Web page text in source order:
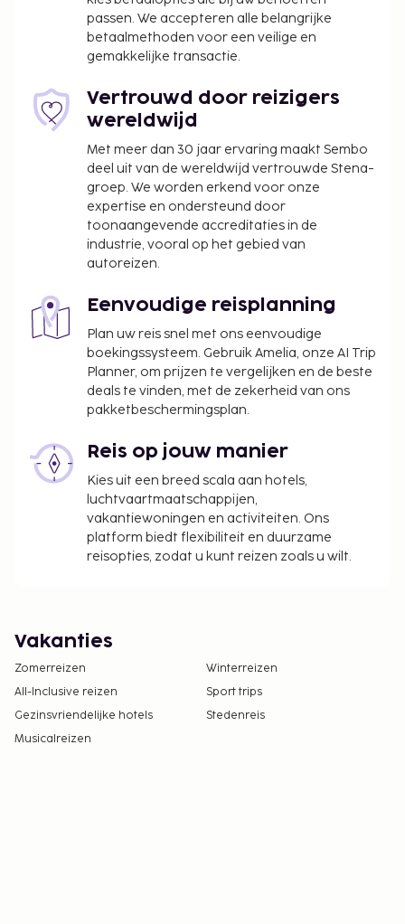
passen. We accepteren alle belangrijke
betaalmethoden voor een veilige en
gemakkelijke transactie.
Vertrouwd door reizigers
wereldwijd
Met meer dan 30 jaar ervaring maakt Sembo
deel uit van de wereldwijd vertrouwde Stena-
groep. We worden erkend voor onze
expertise en ondersteund door
toonaangevende accreditaties in de
industrie, vooral op het gebied van
autoreizen.
Eenvoudige reisplanning
Plan uw reis snel met ons eenvoudige
boekingssysteem. Gebruik Amelia, onze AI Trip
Planner, om prijzen te vergelijken en de beste
deals te vinden, met de zekerheid van ons
pakketbeschermingsplan.
Reis op jouw manier
Kies uit een breed scala aan hotels,
luchtvaartmaatschappijen,
vakantiewoningen en activiteiten. Ons
platform biedt flexibiliteit en duurzame
reisopties, zodat u kunt reizen zoals u wilt.
Vakanties
Zomerreizen
Winterreizen
All-Inclusive reizen
Sport trips
Gezinsvriendelijke hotels
Stedenreis
Musicalreizen